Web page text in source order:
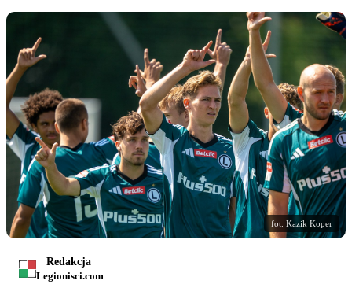
fot. Kazik Koper
Redakcja
Legionisci.com